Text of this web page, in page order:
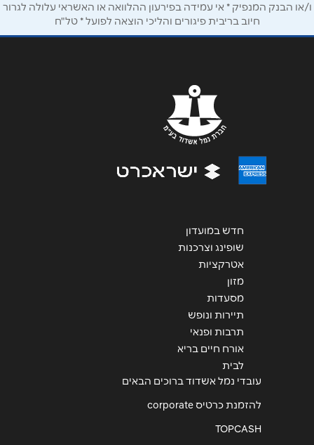
הודעה*
שליחה
ו/או הבנק המנפיק * אי עמידה בפירעון ההלוואה או האשראי עלולה לגרור
חיוב בריבית פיגורים והליכי הוצאה לפועל * טל"ח
חדש במועדון
שופינג וצרכנות
אטרקציות
מזון
מסעדות
תיירות ונופש
תרבות ופנאי
אורח חיים בריא
לבית
עובדי נמל אשדוד ברוכים הבאים
להזמנת כרטיס corporate
TOPCASH